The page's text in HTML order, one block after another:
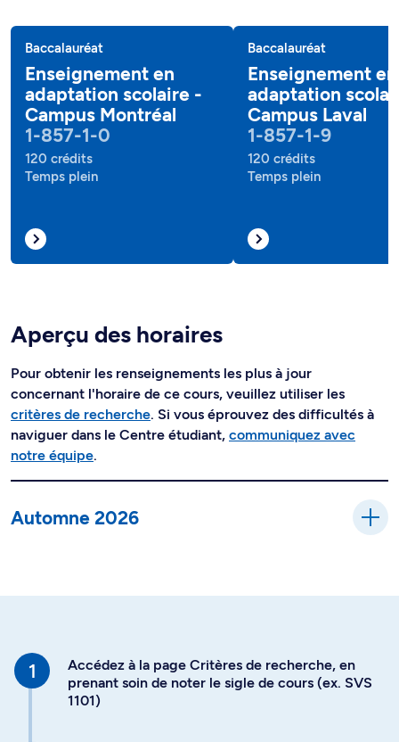
Baccalauréat
Enseignement en
adaptation scolaire -
Campus Montréal
1-857-1-0
120 crédits
Temps plein
Baccalauréat
Enseignement en
adaptation
Campus Laval
1-857-1-9
120 crédits
Temps plein
Aperçu des horaires
Pour obtenir les renseignements les plus à jour
concernant l'horaire de ce cours, veuillez utiliser les
critères de recherche. Si vous éprouvez des difficultés à
naviguer dans le Centre étudiant, communiquez avec
notre équipe.
Automne 2026
Accédez à la page Critères de recherche, en
prenant soin de noter le sigle de cours (ex. SVS
1101)